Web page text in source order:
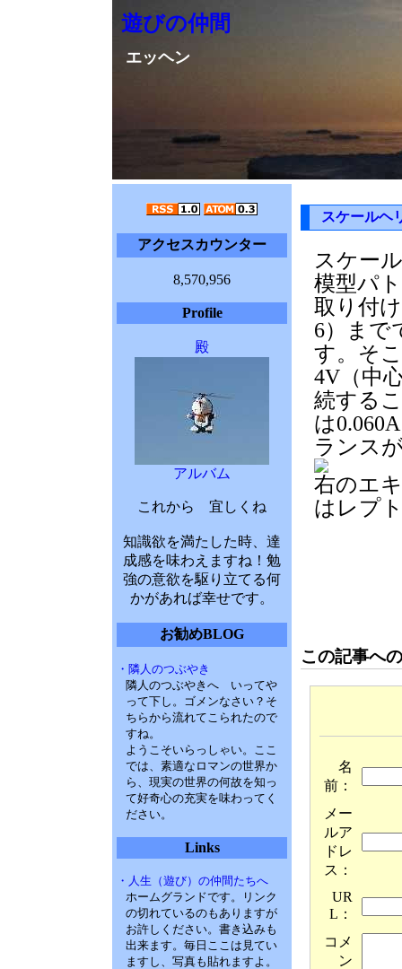
遊びの仲間
エッヘン
アクセスカウンター
8,570,956
Profile
殿
アルバム
これから 宜しくね
知識欲を満たした時、達
成感を味わえますね！勉
強の意欲を駆り立てる何
かがあれば幸せです。
お勧めBLOG
・隣人のつぶやき
隣人のつぶやきへ いってや
って下し。ゴメンなさい？そ
ちらから流れてこられたので
すね。
ようこそいらっしゃい。ここ
では、素適なロマンの世界か
ら、現実の世界の何故を知っ
て好奇心の充実を味わってく
ださい。
Links
・人生（遊び）の仲間たちへ
ホームグランドです。リンク
の切れているのもありますが
お許しください。書き込みも
出来ます。毎日ここは見てい
ますし、写真も貼れますよ。
スケールヘ
スケー
模型パ
取り付
6）まで
す。そ
4V（中
続する
は
ランス
右のエ
はレプ
この記事へ
名
前：
メー
ルア
ドレ
ス：
UR
L：
コメ
ン